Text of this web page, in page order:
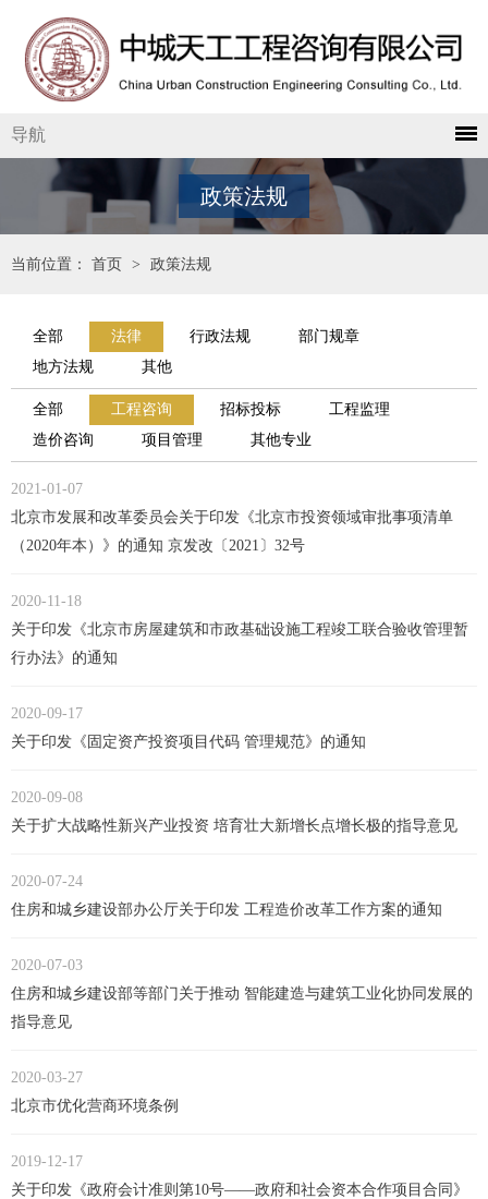
导航
政策法规
当前位置： 首页 > 政策法规
全部 法律 行政法规
部门规章
地方法规
其他
全部 工程咨询 招标投标
工程监理
造价咨询
项目管理 其他专业
2021-01-07
北京市发展和改革委员会关于印发《北京市投资领域审批事项清单
（2020年本）》的通知 ​京发改〔2021〕32号
2020-11-18
关于印发《北京市房屋建筑和市政基础设施工程竣工联合验收管理暂
行办法》的通知
2020-09-17
关于印发《固定资产投资项目代码 管理规范》的通知
2020-09-08
关于扩大战略性新兴产业投资 培育壮大新增长点增长极的指导意见
2020-07-24
住房和城乡建设部办公厅关于印发 工程造价改革工作方案的通知
2020-07-03
住房和城乡建设部等部门关于推动 智能建造与建筑工业化协同发展的
指导意见
2020-03-27
北京市优化营商环境条例
2019-12-17
关于印发《政府会计准则第10号——政府和社会资本合作项目合同》